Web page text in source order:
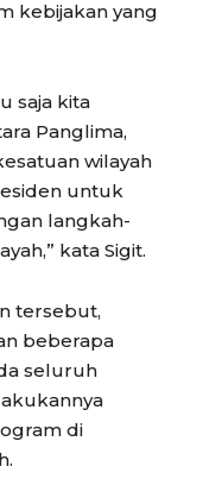
kebijakan yang
saja kita
Panglima,
wilayah
untuk
langkah-
kata Sigit.
tersebut,
beberapa
seluruh
di